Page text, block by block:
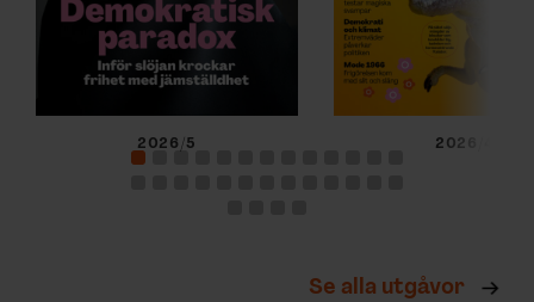
2026/5 2026/4
Se alla utgåvor